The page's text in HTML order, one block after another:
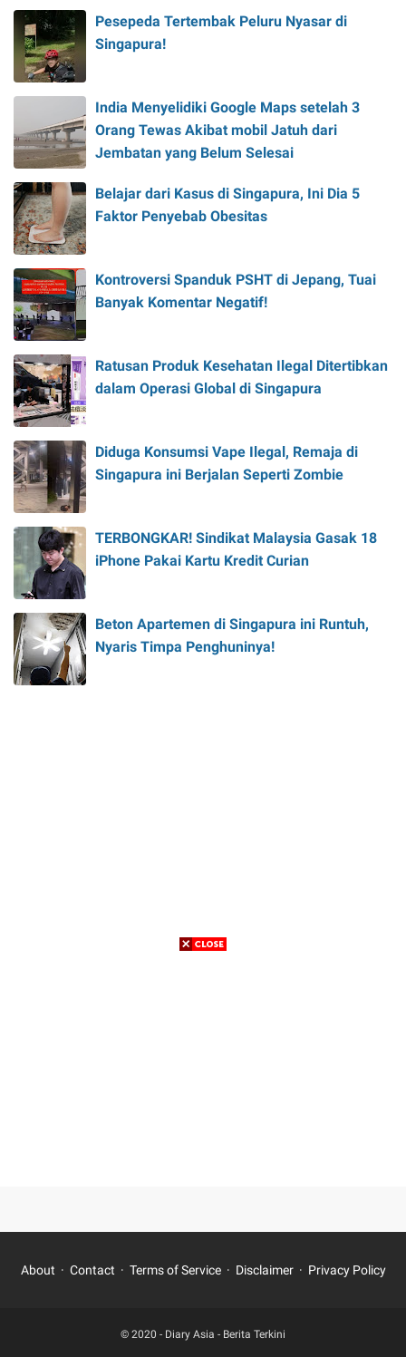
Pesepeda Tertembak Peluru Nyasar di
Singapura!
India Menyelidiki Google Maps setelah 3
Orang Tewas Akibat mobil Jatuh dari
Jembatan yang Belum Selesai
Belajar dari Kasus di Singapura, Ini Dia 5
Faktor Penyebab Obesitas
Kontroversi Spanduk PSHT di Jepang, Tuai
Banyak Komentar Negatif!
Ratusan Produk Kesehatan Ilegal Ditertibkan
dalam Operasi Global di Singapura
Diduga Konsumsi Vape Ilegal, Remaja di
Singapura ini Berjalan Seperti Zombie
TERBONGKAR! Sindikat Malaysia Gasak 18
iPhone Pakai Kartu Kredit Curian
Beton Apartemen di Singapura ini Runtuh,
Nyaris Timpa Penghuninya!
About Contact Terms of Service Disclaimer Privacy Policy
© 2020 - Diary Asia - Berita Terkini